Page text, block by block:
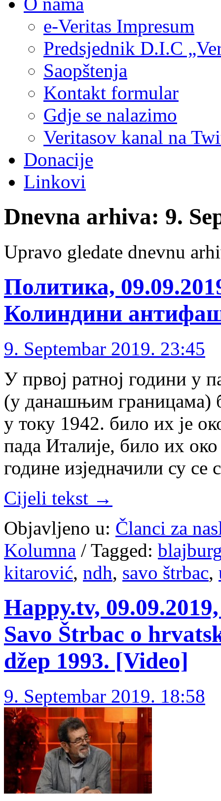
e-Veritas Impresum
Predsjednik D.I.C
Saopštenja
Kontakt formular
Gdje se nalazimo
Veritasov kanal na
Donacije
Linkovi
Dnevna arhiva: 9.
Upravo gledate dnevnu
Политика,
Колиндини
9. Septembar 2019. 23:45
У првој ратној години у
(у данашњим границама)
у току 1942. било их је
пада Италије, било их
године изједначили су
Cijeli tekst →
Objavljeno u: Članci za
Kolumna / Tagged:
kitarović, ndh, savo štrbac,
Happy.tv,
Savo Štrbac o
džep 1993. [Video]
9. Septembar 2019. 18:58